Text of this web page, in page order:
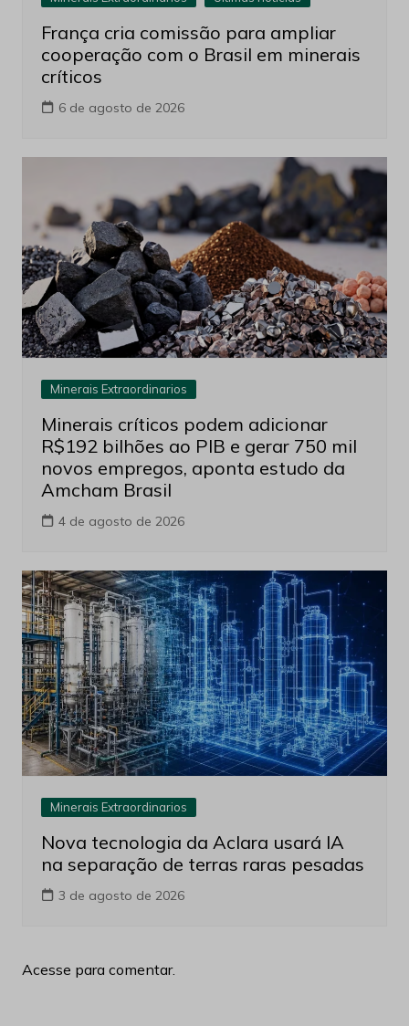
França cria comissão para ampliar
cooperação com o Brasil em minerais
críticos
6 de agosto de 2026
Minerais Extraordinarios
Minerais críticos podem adicionar
R$192 bilhões ao PIB e gerar 750 mil
novos empregos, aponta estudo da
Amcham Brasil
4 de agosto de 2026
Minerais Extraordinarios
Nova tecnologia da Aclara usará IA
na separação de terras raras pesadas
3 de agosto de 2026
Acesse para comentar.